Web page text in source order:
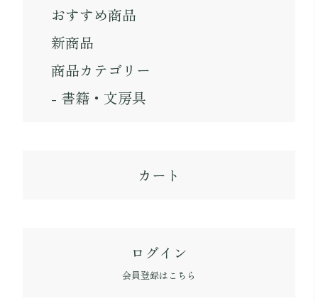
おすすめ商品
新商品
商品カテゴリー
- 書籍・文房具
カート
ログイン
会員登録はこちら